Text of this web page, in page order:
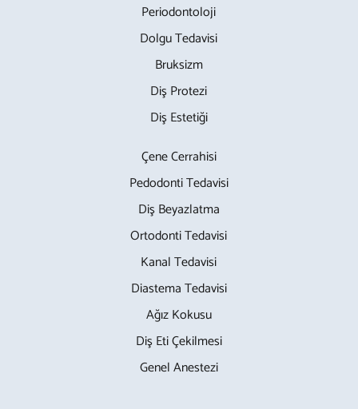
Periodontoloji
Dolgu Tedavisi
Bruksizm
Diş Protezi
Diş Estetiği
Çene Cerrahisi
Pedodonti Tedavisi
Diş Beyazlatma
Ortodonti Tedavisi
Kanal Tedavisi
Diastema Tedavisi
Ağız Kokusu
Diş Eti Çekilmesi
Genel Anestezi